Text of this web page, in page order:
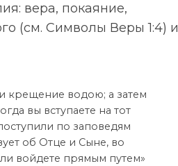
вера, покаяние,
(см. Символы Веры 1:4) и
крещение водою; а затем
вы вступаете на тот
по заповедям
об Отце и Сыне, во
войдете прямым путем»